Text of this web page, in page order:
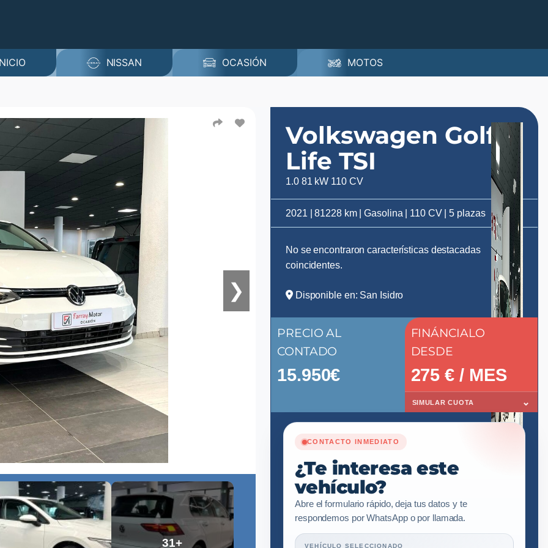
NISSAN OCASIÓN MOTOS
❯
31+
Volkswagen Golf
Life TSI
1.0 81 kW 110 CV
2021 | 81228 km | Gasolina | 110 CV | 5 plazas
No se encontraron características destacadas
coincidentes.
Disponible en: San Isidro
PRECIO AL
CONTADO
15.950€
FINÁNCIALO
DESDE
275 € / MES
SIMULAR CUOTA ⌄
CONTACTO INMEDIATO
¿Te interesa este
vehículo?
Abre el formulario rápido, deja tus datos y te
respondemos por WhatsApp o por llamada.
VEHÍCULO SELECCIONADO